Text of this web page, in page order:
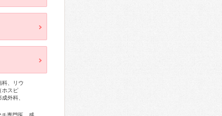
科、リウ
ホスピ
外科、